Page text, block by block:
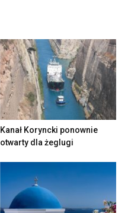
Kanał Koryncki ponownie
otwarty dla żeglugi